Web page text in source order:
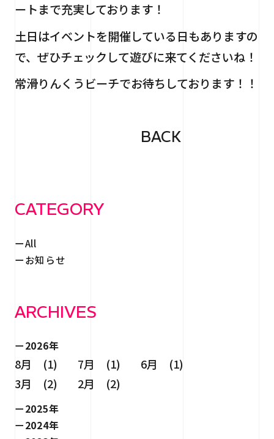
ートまで充実しております！
土日はイベントを開催している日もありますの
で、ぜひチェックして遊びに来てくださいね！
常滑りんくうビーチでお待ちしております！！
BACK
CATEGORY
All
お知らせ
ARCHIVES
2026年
8月 (1) 7月 (1)
6月 (1)
3月 (2)
2月 (2)
2025年
2024年